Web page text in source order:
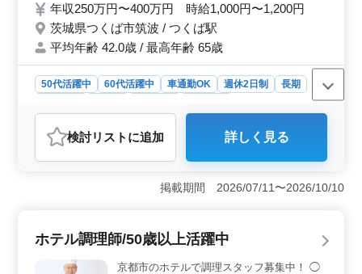
でない方もご応募可能！ 今まで培ってきた
経験を、せひともお貸しいただけませんか。
まずはお気軽にお問い合わせください。
年収250万円〜400万円 時給1,000円〜1,200円
茨城県つくば市筑波 / つくば駅
平均年齢 42.0歳 / 最高年齢 65歳
50代活躍中 60代活躍中 車通勤OK 週休2日制
長期
調理師・調理補助・スタッフ
おすすめポイント
＜中高年活躍中＞ 経験豊富な方歓迎！50代・60代のベ
テランが活躍中の職場です。 ブランクもOKで、チャレ
ンジもしやすいです。 ＜働きやすい環境＞ マイカ
事内容＞ 調理、盛り付け、仕込みなど多彩な業務をお
まかせ。経験を活かせ、さらなるスキルも磨けます。
検討リスト に追加 詳しく見る
掲載期間 2026/07/11〜2026/10/10
ホテル調理師/50歳以上活躍中
京都市のホテルで調理スタッフ募集中！ ◯